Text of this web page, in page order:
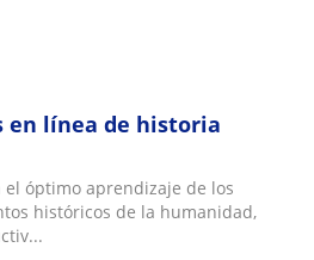
en línea de historia
óptimo aprendizaje de los
históricos de la humanidad,